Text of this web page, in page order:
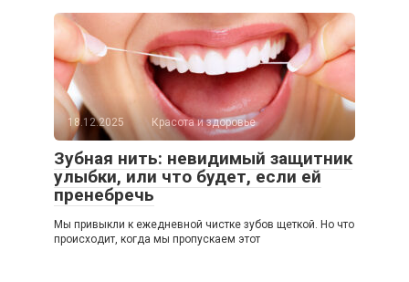
18.12.2025 Красота и здоровье
Зубная нить: невидимый защитник
улыбки, или что будет, если ей
пренебречь
Мы привыкли к ежедневной чистке зубов щеткой. Но что
происходит, когда мы пропускаем этот